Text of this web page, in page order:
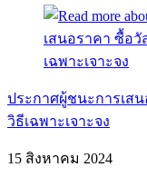
ประกาศผู้ชนะการเส
วิธีเฉพาะเจาะจง
15 สิงหาคม 2024